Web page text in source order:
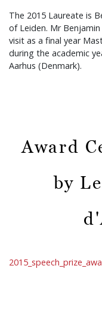
The 2015 Laureate is
of Leiden. Mr
visit as a final year
during the academic
Aarhus (Denmark).
Award
by